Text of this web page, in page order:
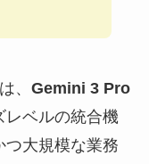
、 Gemini 3 Pro
レベルの統合機
つ大規模な業務